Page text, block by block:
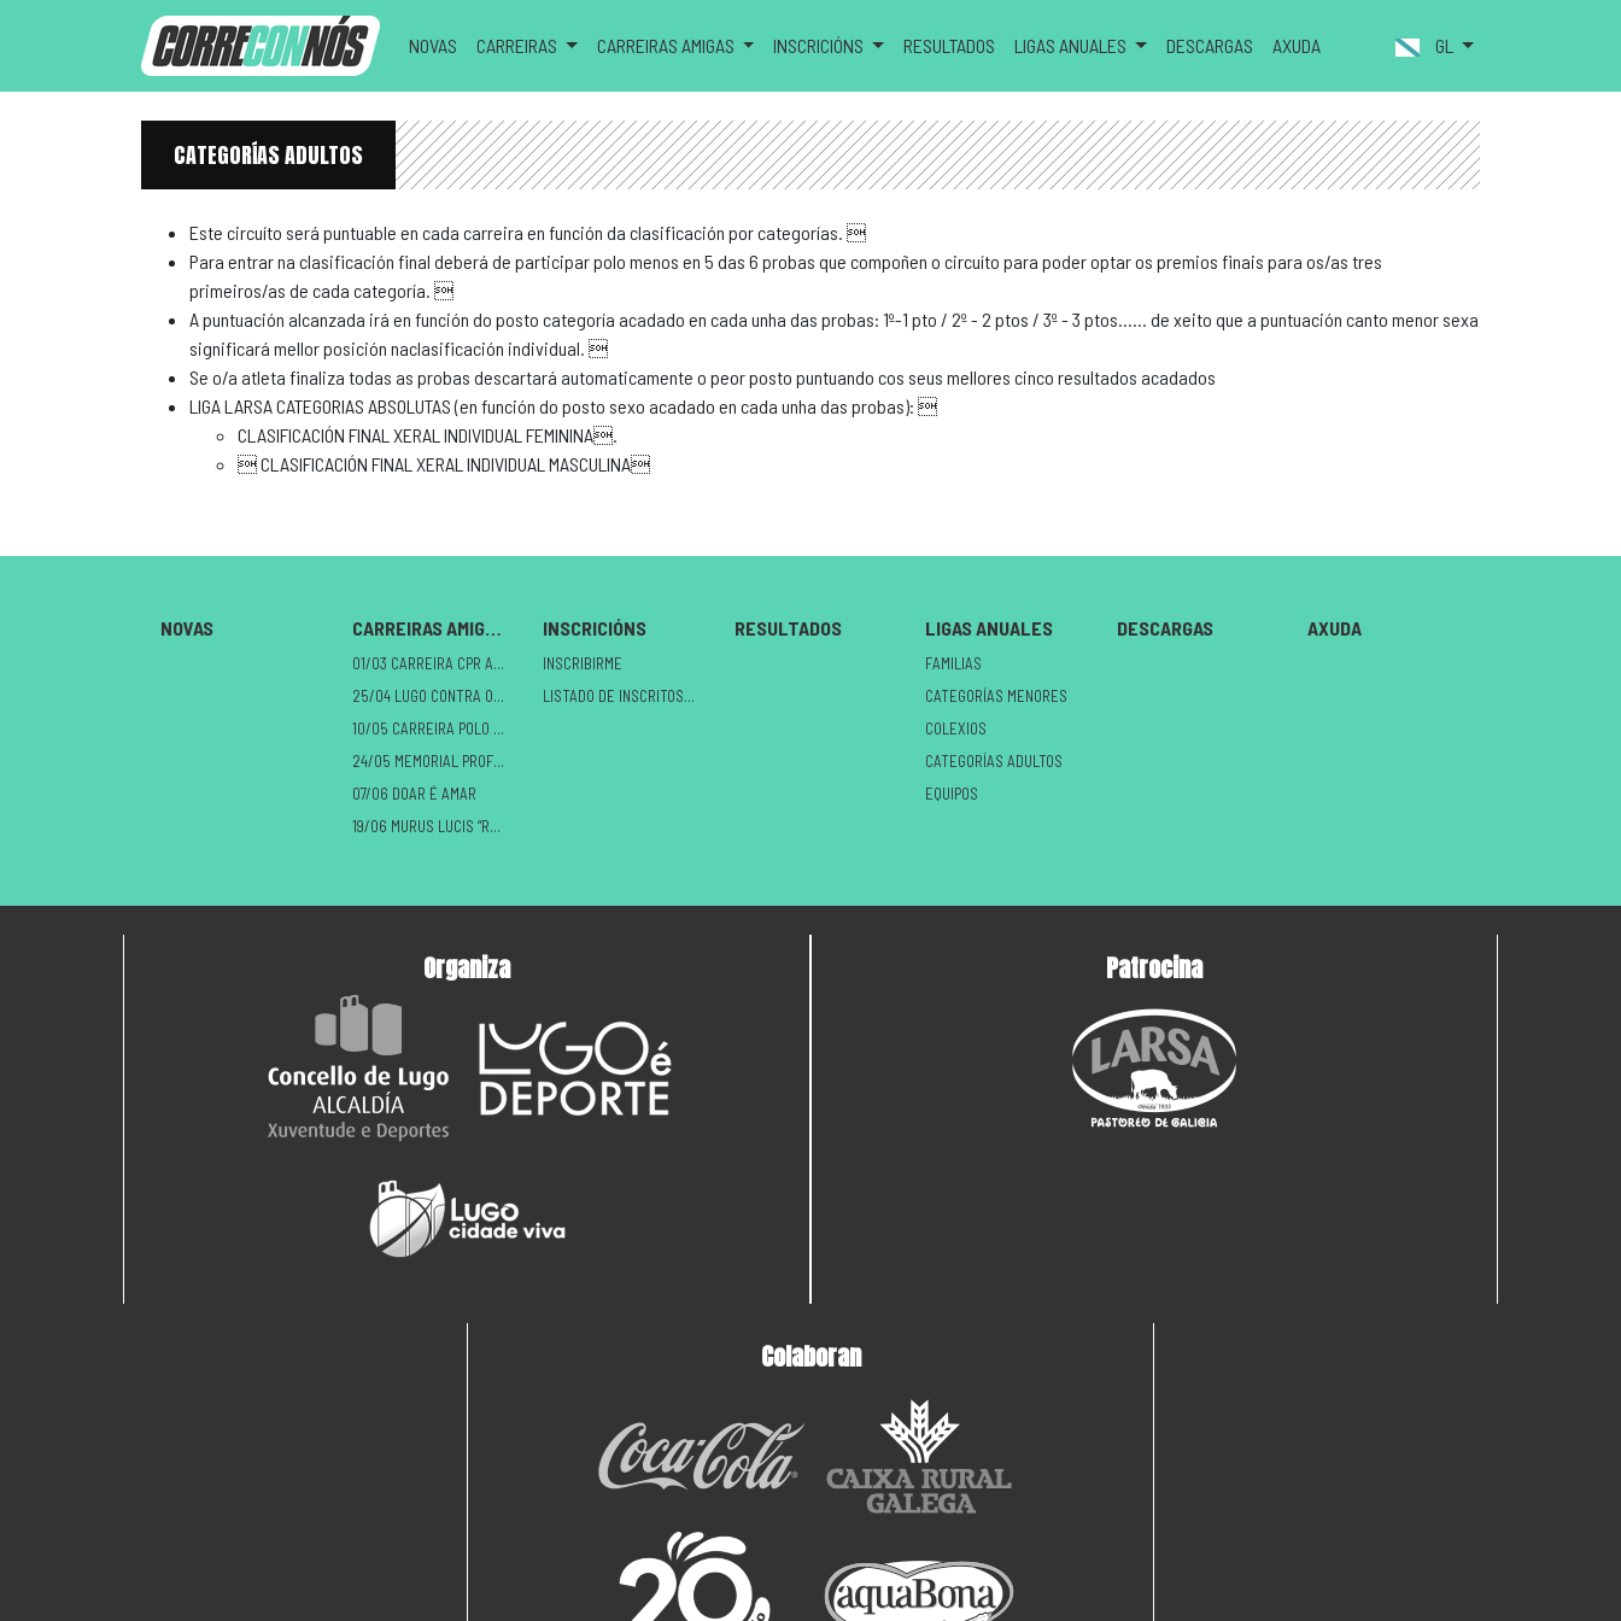
NOVAS CARREIRAS CARREIRAS AMIGAS INSCRICIÓNS RESULTADOS LIGAS ANUALES DESCARGAS AXUDA GL
CATEGORÍAS ADULTOS
Este circuíto será puntuable en cada carreira en función da clasificación por categorías. 
Para entrar na clasificación final deberá de participar polo menos en 5 das 6 probas que compoñen o circuíto para poder optar os premios finais para os/as tres
primeiros/as de cada categoría. 
A puntuación alcanzada irá en función do posto categoría acadado en cada unha das probas: 1º-1 pto / 2º - 2 ptos / 3º - 3 ptos...... de xeito que a puntuación canto menor sexa
significará mellor posición naclasificación individual. 
Se o/a atleta finaliza todas as probas descartará automaticamente o peor posto puntuando cos seus mellores cinco resultados acadados
LIGA LARSA CATEGORIAS ABSOLUTAS (en función do posto sexo acadado en cada unha das probas): 
CLASIFICACIÓN FINAL XERAL INDIVIDUAL FEMININA.
 CLASIFICACIÓN FINAL XERAL INDIVIDUAL MASCULINA
NOVAS CARREIRAS AMIGAS
01/03 CARREIRA CPR A MILAGROSA
25/04 LUGO CONTRA O CANCRO
10/05 CARREIRA POLO DANO CEREBRAL
24/05 MEMORIAL PROFE ALBERTO
07/06 DOAR É AMAR
19/06 MURUS LUCIS “ROMANOS VS CASTREXOS”
INSCRICIÓNS
INSCRIBIRME
LISTADO DE INSCRITOS NO CIRCUÍTO
RESULTADOS LIGAS ANUALES
FAMILIAS
CATEGORÍAS MENORES
COLEXIOS
CATEGORÍAS ADULTOS
EQUIPOS
DESCARGAS AXUDA
Organiza Patrocina
Colaboran